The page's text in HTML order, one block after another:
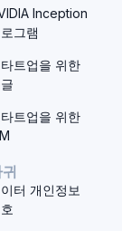
Inception
그램
트업을 위한
트업을 위한
터 개인정보